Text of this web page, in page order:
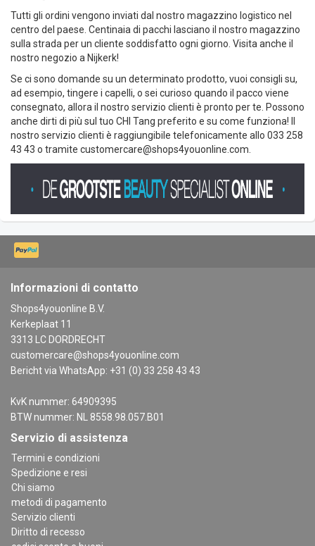
Tutti gli ordini vengono inviati dal nostro magazzino logistico nel
centro del paese. Centinaia di pacchi lasciano il nostro magazzino
sulla strada per un cliente soddisfatto ogni giorno. Visita anche il
nostro negozio a Nijkerk!
Se ci sono domande su un determinato prodotto, vuoi consigli su,
ad esempio, tingere i capelli, o sei curioso quando il pacco viene
consegnato, allora il nostro servizio clienti è pronto per te. Possono
anche dirti di più sul tuo CHI Tang preferito e su come funziona! Il
nostro servizio clienti è raggiungibile telefonicamente allo 033 258
43 43 o tramite customercare@shops4youonline.com.
Informazioni di contatto
Shops4youonline B.V.
Kerkeplaat 11
3313 LC DORDRECHT
customercare@shops4youonline.com
Bericht via WhatsApp: +31 (0) 33 258 43 43
KvK nummer: 64909395
BTW nummer: NL 8558.98.057.B01
Servizio di assistenza
Termini e condizioni
Spedizione e resi
Chi siamo
metodi di pagamento
Servizio clienti
Diritto di recesso